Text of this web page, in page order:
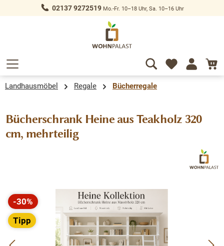
springen 02137 9272519Mo.-Fr. 10–18 Uhr, Sa. 10–16 Uhr
Landhausmöbel Regale Bücherregale
Bücherschrank Heine aus Teakholz 320
cm, mehrteilig
Bildergalerie überspringen
-30%
Rabatt
Tipp